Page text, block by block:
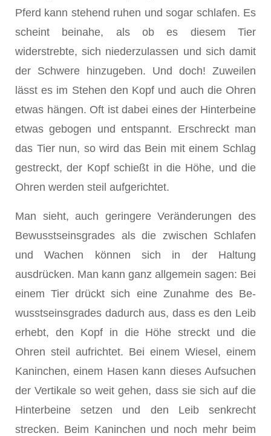
Pferd kann stehend ruhen und sogar schlafen. Es
scheint beinahe, als ob es diesem Tier
widerstrebte, sich niederzulassen und sich damit
der Schwere hinzugeben. Und doch! Zuweilen
lässt es im Stehen den Kopf und auch die Ohren
etwas hängen. Oft ist dabei eines der Hinterbeine
etwas gebo­gen und entspannt. Erschreckt man
das Tier nun, so wird das Bein mit einem Schlag
gestreckt, der Kopf schießt in die Höhe, und die
Ohren werden steil auf­gerichtet.
Man sieht, auch geringere Veränderungen des
Bewusstseinsgrades als die zwischen Schlafen
und Wachen können sich in der Haltung
ausdrücken. Man kann ganz allgemein sagen: Bei
einem Tier drückt sich eine Zunahme des Be­
wusstseinsgrades dadurch aus, dass es den Leib
erhebt, den Kopf in die Höhe streckt und die
Ohren steil aufrichtet. Bei einem Wiesel, einem
Kaninchen, einem Hasen kann dieses Aufsuchen
der Vertikale so weit gehen, dass sie sich auf die
Hinterbeine setzen und den Leib senkrecht
strecken. Beim Kaninchen und noch mehr beim